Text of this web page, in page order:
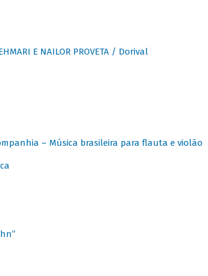
E NAILOR PROVETA / Dorival
– Música brasileira para flauta e violão